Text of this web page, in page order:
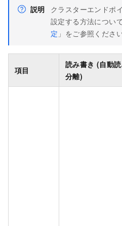
説明
クラスターエンドポ
設定する方法につい
定 」をご参照ください
項目
読み書き (自動
分離)